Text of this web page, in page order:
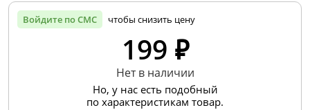
Войдите по СМС чтобы снизить цену
199 ₽
Нет в наличии
Но, у нас есть подобный
по характеристикам товар.